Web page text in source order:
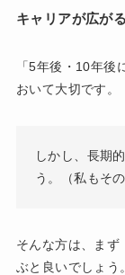
キャリアが広が
「5年後・10年後
おいて大切です。
しかし、長期
う。（私もそ
そんな方は、まず
ぶと良いでしょう。